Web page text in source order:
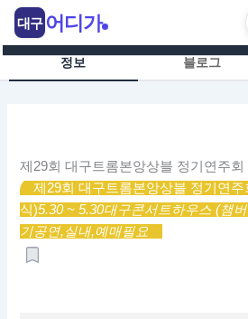
츠
정보 블로그
제29회 대구트롬본앙상블 정기연주회
제29회 대구트롬본앙상블 정기연주
식)5.30 ~ 5.30대구콘서트하우스 (챔
기공연,실내,예매필요
대구 어디가